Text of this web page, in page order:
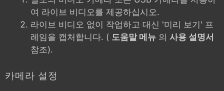
여 라이브 비디오를 제공하십시오.
라이브 비디오 없이 작업하고 대신 '미리 보기' 프
레임을 캡처합니다. ( 도움말 메뉴 의 사용 설명서
참조).
카메라 설정